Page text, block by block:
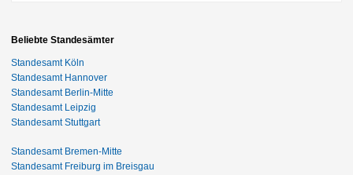
Beliebte Standesämter
Standesamt Köln
Standesamt Hannover
Standesamt Berlin-Mitte
Standesamt Leipzig
Standesamt Stuttgart
Standesamt Bremen-Mitte
Standesamt Freiburg im Breisgau